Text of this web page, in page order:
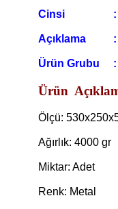
Cinsi :
Açıklama :
Ürün Grubu :
Ürün
Ölçü:
Ağırlık: 4000 gr
Miktar: Adet
Renk: Metal